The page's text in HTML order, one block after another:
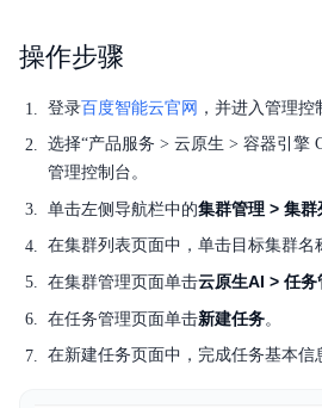
典型实践
操作指南
服务等级协议SLA
Solution-Fabric
操作步骤
登录百度智能云官网 ，并进入管理控
选择“产品服务 > 云原生 > 容器引擎
管理控制台。
单击左侧导航栏中的集群管理 > 集群
在集群列表页面中，单击目标集群名
在集群管理页面单击云原生AI > 任务
在任务管理页面单击新建任务。
在新建任务页面中，完成任务基本信